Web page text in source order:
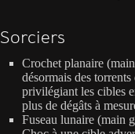
Sorciers
Crochet planaire
désormais des
privilégiant les cibles
plus de dégâts à
Fuseau lunaire (main